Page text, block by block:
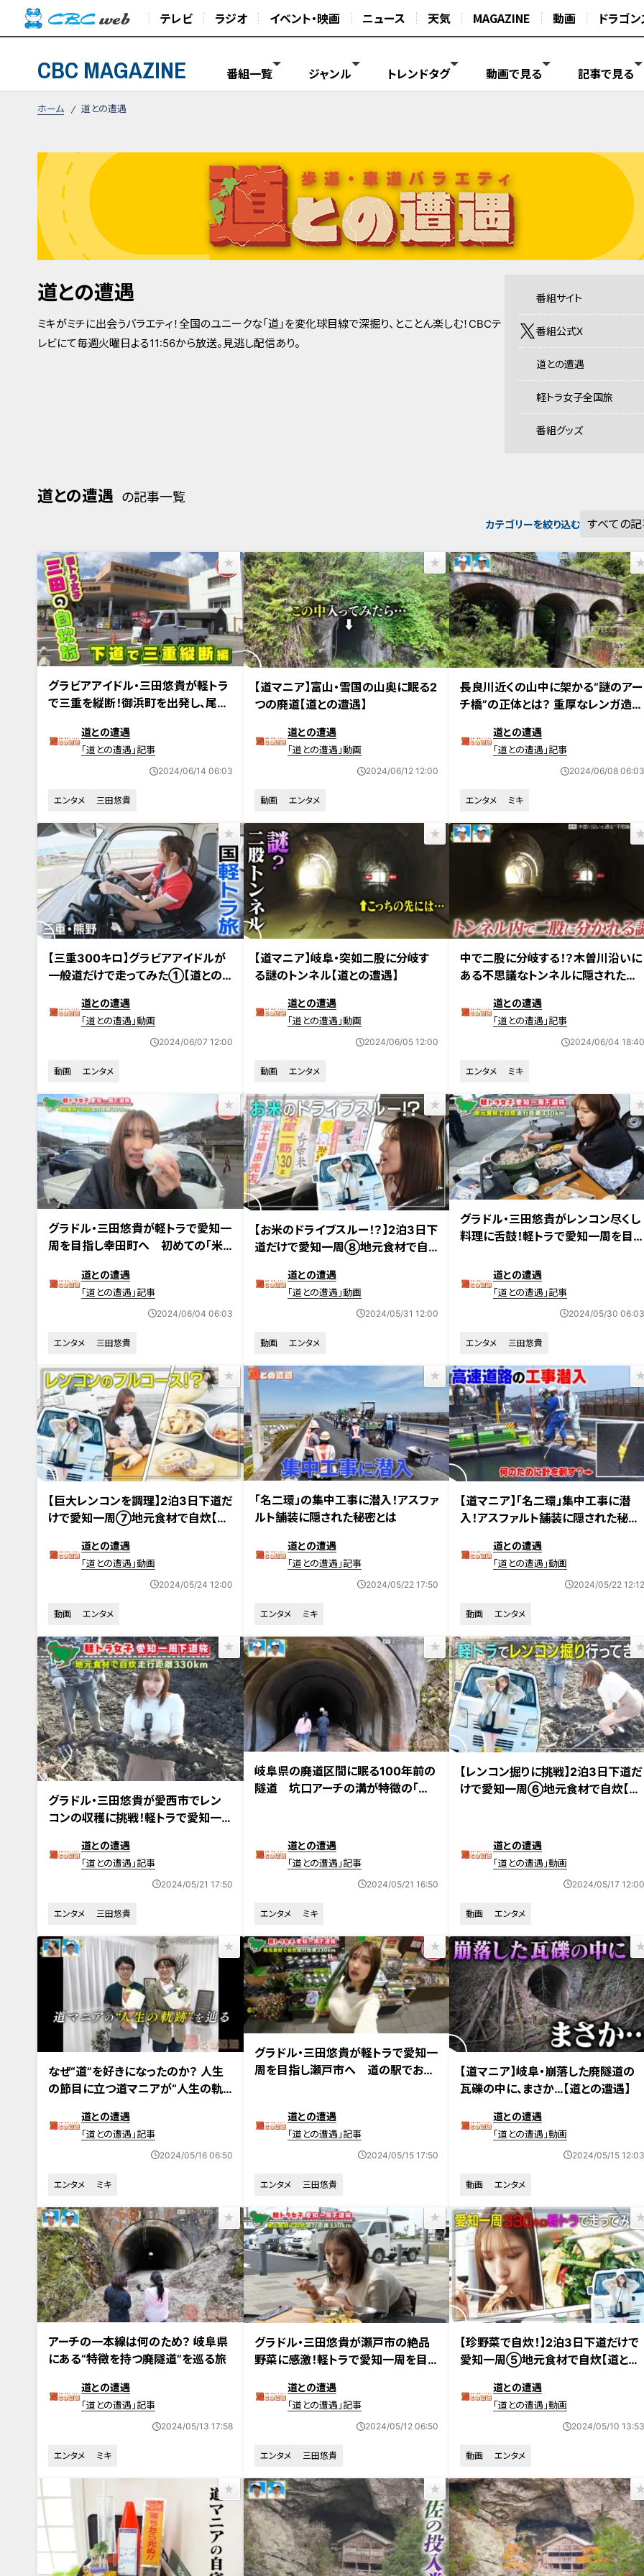
テレビ ラジオ イベント・映画 ニュース 天気 MAGAZINE 動画 ドラゴン
CBC MAGAZINE 番組一覧 ジャンル トレンドタグ 動画で見る 記事で見る
ホーム 道との遭遇
道との遭遇
ミキがミチに出会うバラエティ！全国のユニークな「道」を変化球目線で深掘り、とことん楽しむ！CBCテ
レビにて毎週火曜日よる11:56から放送。見逃し配信あり。
番組サイト
番組公式X
道との遭遇
軽トラ女子全国旅
番組グッズ
道との遭遇 の記事一覧
カテゴリーを絞り込む
グラビアアイドル・三田悠貴が軽トラ
で三重を縦断！御浜町を出発し、尾鷲
道との遭遇
「道との遭遇」記事
2024/06/14 06:03
エンタメ 三田悠貴
【道マニア】富山・雪国の山奥に眠る2
つの廃道【道との遭遇】
道との遭遇
「道との遭遇」動画
2024/06/12 12:00
動画 エンタメ
長良川近くの山中に架かる“謎のアー
チ橋”の正体とは？ 重厚なレンガ造り
道との遭遇
「道との遭遇」記事
2024/06/08 06:03
エンタメ ミキ
【三重300キロ】グラビアアイドルが
一般道だけで走ってみた①【道との
道との遭遇
「道との遭遇」動画
2024/06/07 12:00
動画 エンタメ
【道マニア】岐阜・突如二股に分岐す
る謎のトンネル【道との遭遇】
道との遭遇
「道との遭遇」動画
2024/06/05 12:00
動画 エンタメ
中で二股に分岐する！？木曽川沿いに
ある不思議なトンネルに隠された歴
道との遭遇
「道との遭遇」記事
2024/06/04 18:40
エンタメ ミキ
グラドル・三田悠貴が軽トラで愛知一
周を目指し幸田町へ 初めての「米
道との遭遇
「道との遭遇」記事
2024/06/04 06:03
エンタメ 三田悠貴
【お米のドライブスルー！？】2泊3日下
道だけで愛知一周⑧地元食材で自
道との遭遇
「道との遭遇」動画
2024/05/31 12:00
動画 エンタメ
グラドル・三田悠貴がレンコン尽くし
料理に舌鼓！軽トラで愛知一周を目
道との遭遇
「道との遭遇」記事
2024/05/30 06:03
エンタメ 三田悠貴
【巨大レンコンを調理】2泊3日下道だ
けで愛知一周⑦地元食材で自炊【道
道との遭遇
「道との遭遇」動画
2024/05/24 12:00
動画 エンタメ
「名二環」の集中工事に潜入！アスファ
ルト舗装に隠された秘密とは
道との遭遇
「道との遭遇」記事
2024/05/22 17:50
エンタメ ミキ
【道マニア】「名二環」集中工事に潜
入！アスファルト舗装に隠された秘密
道との遭遇
「道との遭遇」動画
2024/05/22 12:12
動画 エンタメ
グラドル・三田悠貴が愛西市でレン
コンの収穫に挑戦！軽トラで愛知一
道との遭遇
「道との遭遇」記事
2024/05/21 17:50
エンタメ 三田悠貴
岐阜県の廃道区間に眠る100年前の
隧道 坑口アーチの溝が特徴の「木
道との遭遇
「道との遭遇」記事
2024/05/21 16:50
エンタメ ミキ
【レンコン掘りに挑戦】2泊3日下道だ
けで愛知一周⑥地元食材で自炊【道
道との遭遇
「道との遭遇」動画
2024/05/17 12:00
動画 エンタメ
なぜ“道”を好きになったのか？ 人生
の節目に立つ道マニアが“人生の軌
道との遭遇
「道との遭遇」記事
2024/05/16 06:50
エンタメ ミキ
グラドル・三田悠貴が軽トラで愛知一
周を目指し瀬戸市へ 道の駅でお値
道との遭遇
「道との遭遇」記事
2024/05/15 17:50
エンタメ 三田悠貴
【道マニア】岐阜・崩落した廃隧道の
瓦礫の中に、まさか…【道との遭遇】
道との遭遇
「道との遭遇」動画
2024/05/15 12:03
動画 エンタメ
アーチの一本線は何のため？ 岐阜県
にある“特徴を持つ廃隧道”を巡る旅
道との遭遇
「道との遭遇」記事
2024/05/13 17:58
エンタメ ミキ
グラドル・三田悠貴が瀬戸市の絶品
野菜に感激！軽トラで愛知一周を目
道との遭遇
「道との遭遇」記事
2024/05/12 06:50
エンタメ 三田悠貴
【珍野菜で自炊！】2泊3日下道だけで
愛知一周⑤地元食材で自炊【道との
道との遭遇
「道との遭遇」動画
2024/05/10 13:53
動画 エンタメ